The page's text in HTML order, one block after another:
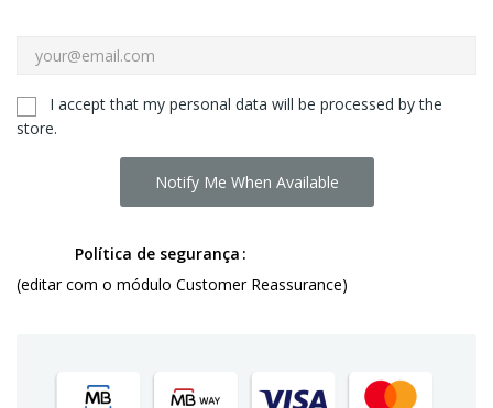
I accept that my personal data will be processed by the
store.
Notify Me When Available
Política de segurança
(editar com o módulo Customer Reassurance)